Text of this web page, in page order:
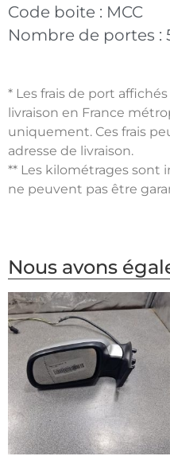
Code boite : MCC
Nombre de portes :
* Les frais de port
livraison en France
uniquement. Ces frais
adresse de livraison.
** Les kilométrages sont
ne peuvent pas être
Nous avons